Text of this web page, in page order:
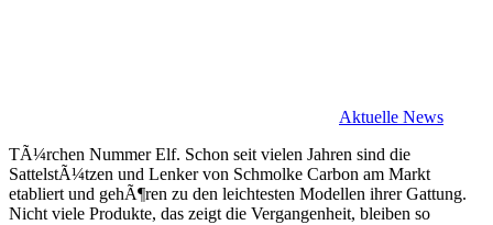
Aktuelle News
TÃ¼rchen Nummer Elf. Schon seit vielen Jahren sind die
SattelstÃ¼tzen und Lenker von Schmolke Carbon am Markt
etabliert und gehÃ¶ren zu den leichtesten Modellen ihrer Gattung.
Nicht viele Produkte, das zeigt die Vergangenheit, bleiben so